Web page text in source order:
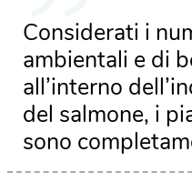
Considerati i
ambientali e di
all’interno
del salmone, i
sono